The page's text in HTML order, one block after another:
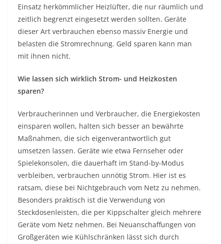
Einsatz herkömmlicher Heizlüfter, die nur räumlich und
zeitlich begrenzt eingesetzt werden sollten. Geräte
dieser Art verbrauchen ebenso massiv Energie und
belasten die Stromrechnung. Geld sparen kann man
mit ihnen nicht.
Wie lassen sich wirklich Strom- und Heizkosten
sparen?
Verbraucherinnen und Verbraucher, die Energiekosten
einsparen wollen, halten sich besser an bewährte
Maßnahmen, die sich eigenverantwortlich gut
umsetzen lassen. Geräte wie etwa Fernseher oder
Spielekonsolen, die dauerhaft im Stand-by-Modus
verbleiben, verbrauchen unnötig Strom. Hier ist es
ratsam, diese bei Nichtgebrauch vom Netz zu nehmen.
Besonders praktisch ist die Verwendung von
Steckdosenleisten, die per Kippschalter gleich mehrere
Geräte vom Netz nehmen. Bei Neuanschaffungen von
Großgeräten wie Kühlschränken lässt sich durch